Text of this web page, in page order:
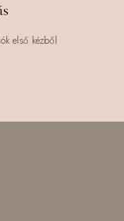
első kézből